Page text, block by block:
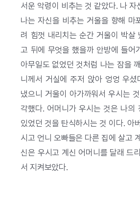
서운 악령이 비추는 것 같았다. 나 자
나는 자신을 비추는 거울을 향해 마
려 힘껏 내리치는 순간 거울이 박살
고 뒤에 무엇을 했을까 안방에 들어
아무일도 없었던 것처럼 나는 잠을
니께서 거실에 주저 앉아 엉엉 우
냈으니 거울이 아가까워서 우시는
각했다. 어머니가 우시는 것은 나의
있었던 것을 탄식하시는 것 이다. 아
시고 언니 오빠들은 다른 집에 살고
신은 우시고 계신 어머니를 달래 드
서 지켜보았다.